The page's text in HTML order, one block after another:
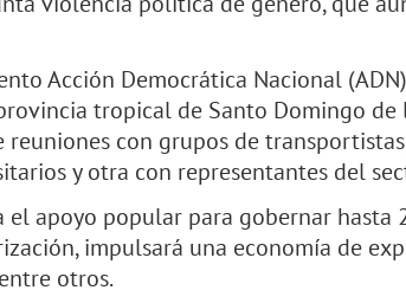
Acción Democrática Nacional
tropical de Santo Domingo de
reuniones con grupos de
y otra con representantes del
el apoyo popular para gobernar hasta
impulsará una economía de
otros.